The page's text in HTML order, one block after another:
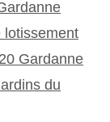
lotissement
Gardanne
du